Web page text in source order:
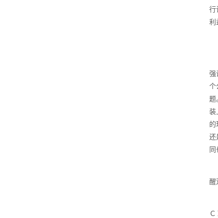
行
利
强
个
题
装
的
还
醒